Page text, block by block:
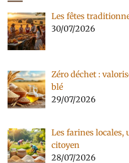
Les fêtes
30/07/2026
Zéro déchet :
blé
29/07/2026
Les farines locales,
citoyen
28/07/2026